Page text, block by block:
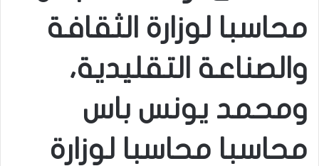
محاسبا لوزارة الثقافة
والصناعة التقليدية،
ومحمد يونس باس
محاسبا محاسبا لوزارة